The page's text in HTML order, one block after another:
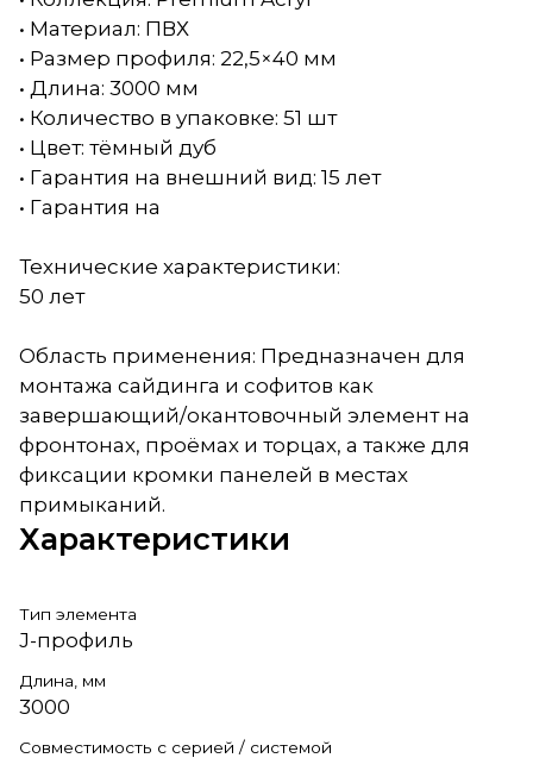
• Материал: ПВХ
• Размер профиля: 22,5×40 мм
• Длина: 3000 мм
• Количество в упаковке: 51 шт
• Цвет: тёмный дуб
• Гарантия на внешний вид: 15 лет
• Гарантия на
Технические характеристики:
50 лет
Область применения: Предназначен для
монтажа сайдинга и софитов как
завершающий/окантовочный элемент на
фронтонах, проёмах и торцах, а также для
фиксации кромки панелей в местах
примыканий.
Характеристики
Тип элемента
J-профиль
Длина, мм
3000
Совместимость с серией / системой